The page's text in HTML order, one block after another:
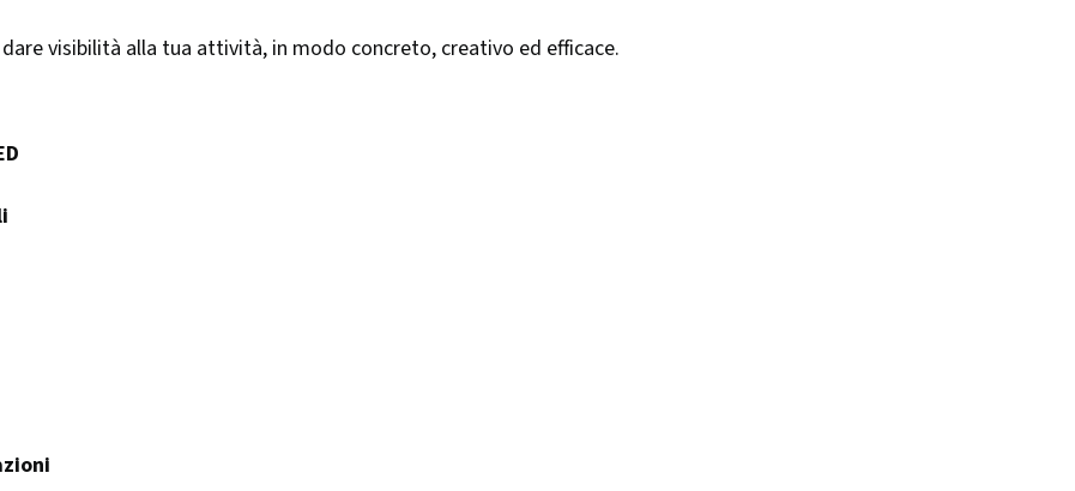
visibilità alla tua attività, in modo concreto, creativo ed efficace.